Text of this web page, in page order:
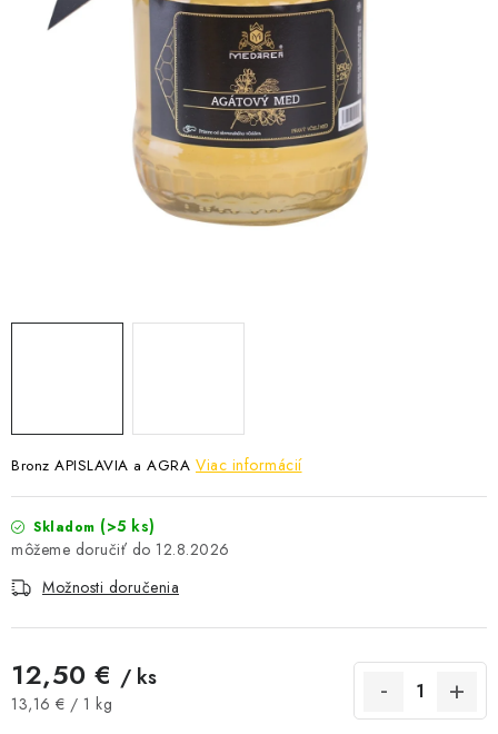
VÝROBKY Z VOSKU
DOPLNKY KU VČELÍM PRODUKTOM
MEDOVÉ CUKROVINKY
VÝŽIVOVÉ DOPLNKY
Kamenná predajňa
Napísali o nás
Najčastejšie otázky FAQ
Bronz APISLAVIA a AGRA Viac informácií
Skladom (>5 ks)
12.8.2026
Možnosti doručenia
12,50 € / ks
Jednotková cena:
13,16 € / 1 kg